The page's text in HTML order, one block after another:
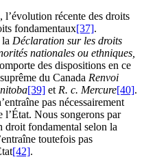
l’évolution récente des droits
fondamentaux[37].
Déclaration sur les droits
nationales ou ethniques,
des dispositions en ce
du Canada Renvoi
[39] et R. c. Mercure[40].
pas nécessairement
Nous songerons par
droit fondamental selon la
toutefois pas
[42].